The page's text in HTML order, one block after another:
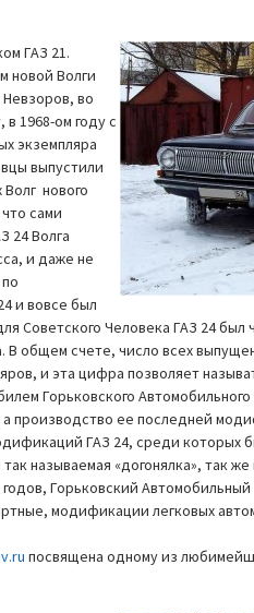
ГАЗ 21.
новой Волги
во
в 1968-ом году с
экземпляра
выпустили
нового
сами
24 Волга
и даже не
и вовсе был
Советского Человека ГАЗ 24
В общем счете, число всех
и эта цифра позволяет
Горьковского
а производство ее последней
ГАЗ 24, среди которых
называемая «догонялка», так же
Горьковский
модификации легковых
посвящена одному из